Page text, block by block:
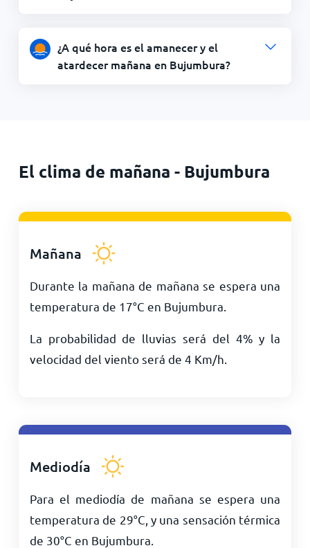
¿A qué hora es el amanecer y el
atardecer mañana en Bujumbura?
El clima de mañana - Bujumbura
Mañana
Durante la mañana de mañana se espera una
temperatura de 17°C en Bujumbura.
La probabilidad de lluvias será del 4% y la
velocidad del viento será de 4 Km/h
Mediodía
Para el mediodía de mañana se espera una
temperatura de 29°C , y una sensación térmica
de 30°C en Bujumbura.